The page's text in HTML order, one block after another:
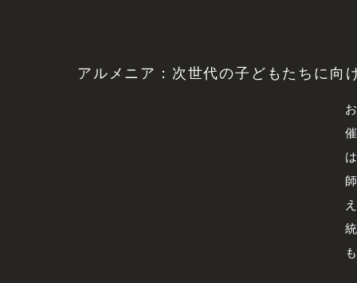
アルメニア：次世代の子どもたちに向